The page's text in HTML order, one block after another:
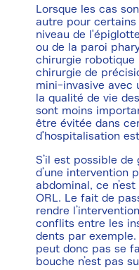
Lorsque les cas
autre pour certains
niveau de
ou de la paroi
chirurgie robotique
chirurgie de
mini-invasive avec
la qualité de vie
sont moins
être évitée dans
d'hospitalisation
S’il est possible de
d’une intervention
abdominal, ce
ORL. Le fait de
rendre
conflits entre les
dents par
peut donc pas se
bouche n’est pas